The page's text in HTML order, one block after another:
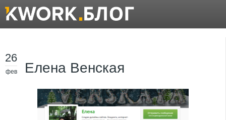
26
фев Елена Венская